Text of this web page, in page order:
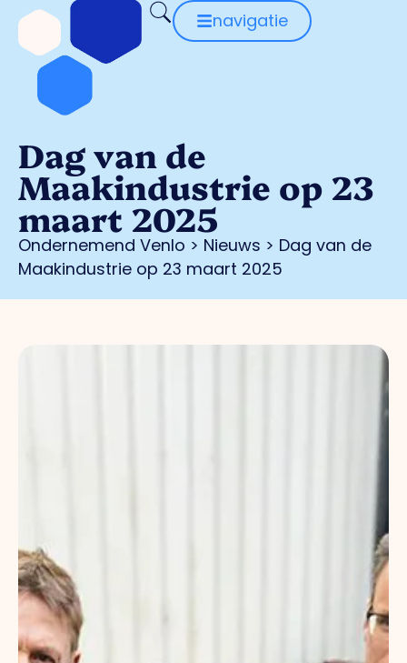
navigatie
Dag van de
Maakindustrie op 23
maart 2025
Ondernemend Venlo > Nieuws > Dag van de
Maakindustrie op 23 maart 2025